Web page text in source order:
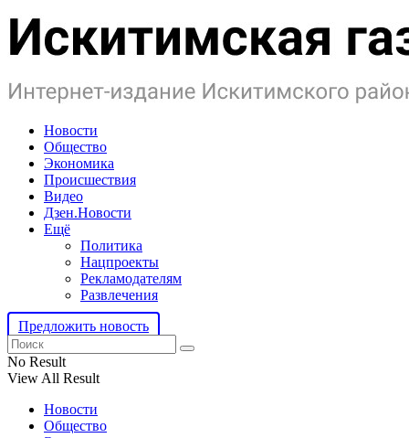
Новости
Общество
Экономика
Происшествия
Видео
Дзен.Новости
Ещё
Политика
Нацпроекты
Рекламодателям
Развлечения
Предложить новость
No Result
View All Result
Новости
Общество